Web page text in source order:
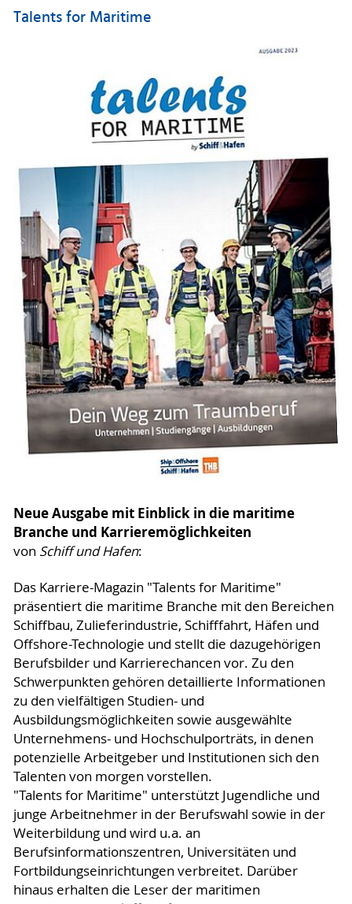
Talents for Maritime
Neue Ausgabe mit Einblick in die maritime
Branche und Karrieremöglichkeiten
von Schiff und Hafen:
Das Karriere-Magazin "Talents for Maritime"
präsentiert die maritime Branche mit den Bereichen
Schiffbau, Zulieferindustrie, Schifffahrt, Häfen und
Offshore-Technologie und stellt die dazugehörigen
Berufsbilder und Karrierechancen vor. Zu den
Schwerpunkten gehören detaillierte Informationen
zu den vielfältigen Studien- und
Ausbildungsmöglichkeiten sowie ausgewählte
Unternehmens- und Hochschulporträts, in denen
potenzielle Arbeitgeber und Institutionen sich den
Talenten von morgen vorstellen.
"Talents for Maritime" unterstützt Jugendliche und
junge Arbeitnehmer in der Berufswahl sowie in der
Weiterbildung und wird u.a. an
Berufsinformationszentren, Universitäten und
Fortbildungseinrichtungen verbreitet. Darüber
hinaus erhalten die Leser der maritimen